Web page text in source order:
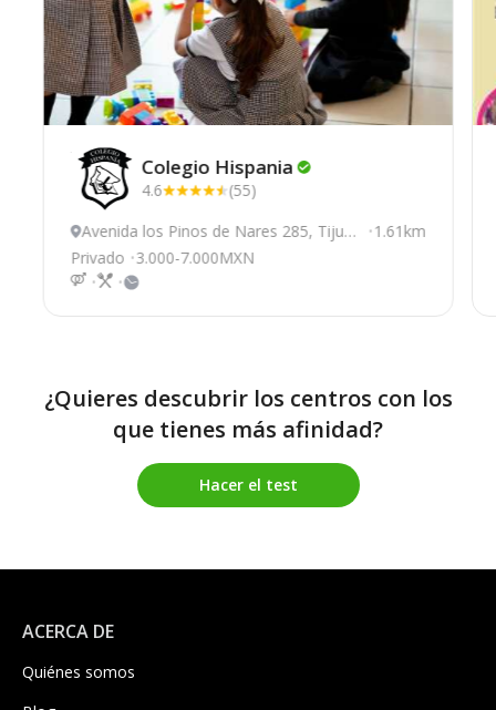
Colegio Hispania
4.6
(55)
Avenida los Pinos de Nares 285, Tijuan
a
1.61km
Privado
3.000-7.000MXN
¿Quieres descubrir los centros con los
que tienes más afinidad?
Hacer el test
ACERCA DE
Quiénes somos